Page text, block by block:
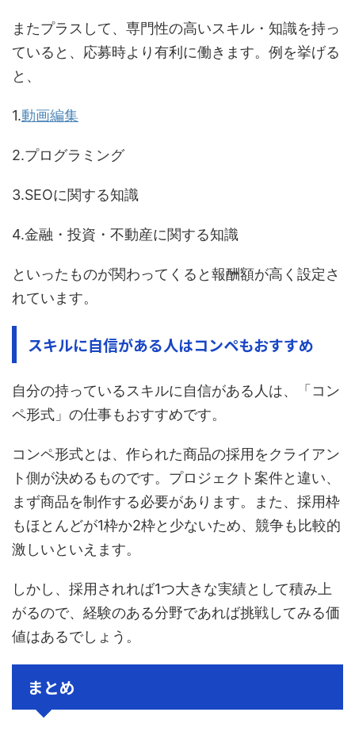
またプラスして、専門性の高いスキル・知識を持っ
ていると、応募時より有利に働きます。例を挙げる
と、
1.動画編集
2.プログラミング
3.SEOに関する知識
4.金融・投資・不動産に関する知識
といったものが関わってくると報酬額が高く設定さ
れています。
スキルに自信がある人はコンペもおすすめ
自分の持っているスキルに自信がある人は、「コン
ペ形式」の仕事もおすすめです。
コンペ形式とは、作られた商品の採用をクライアン
ト側が決めるものです。プロジェクト案件と違い、
まず商品を制作する必要があります。また、採用枠
もほとんどが1枠か2枠と少ないため、競争も比較的
激しいといえます。
しかし、採用されれば1つ大きな実績として積み上
がるので、経験のある分野であれば挑戦してみる価
値はあるでしょう。
まとめ